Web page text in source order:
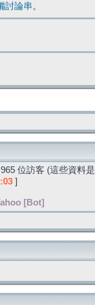
討論串 。
位訪客 (這些資料
]
[Bot]